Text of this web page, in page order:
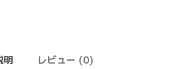
明 レビュー (0)